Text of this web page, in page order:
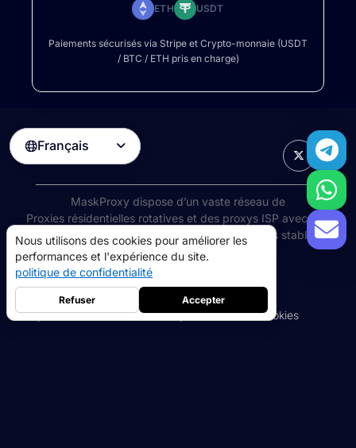
ETH USDT
Paiements sécurisés via Stripe et Crypto-monnaie (USDT
/ BTC / ETH pris en charge)
Français 
MaskProxy dispose d’un vaste réseau de
Proxies résidentielles rotatives et des proxys ISP avec une
disponibilité de 99 %, vous offrant des connexions stables et à
haut débit dans le monde entier.
©2026AIWAY LIMITED. Tous droits réservés.
Conditions d'utilisation
politique de confidentialité
Politique de remboursementPolitique relative aux cookies
Nous utilisons des cookies pour améliorer les
performances et l'expérience du site.
politique de confidentialité
Refuser Accepter